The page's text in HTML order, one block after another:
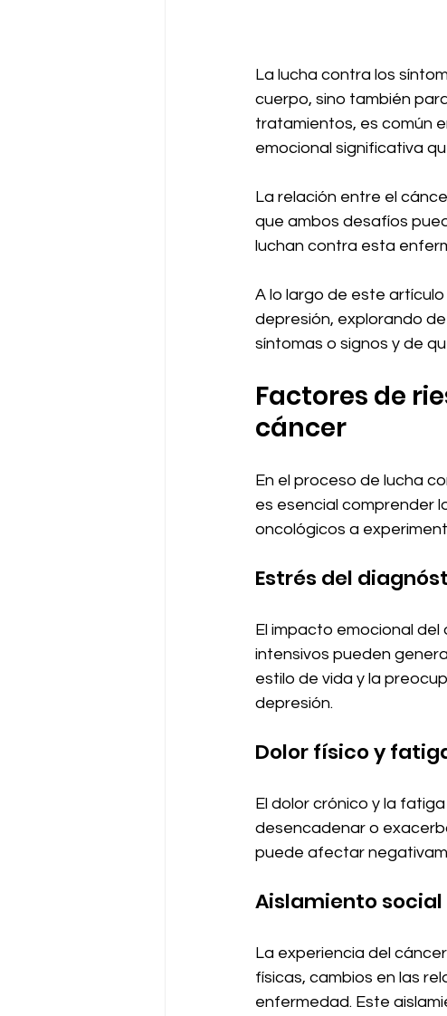
La lucha contra los
cuerpo, sino también
tratamientos, es común
emocional significativa
La relación entre el
que ambos desafíos
luchan contra esta
A lo largo de este
depresión, explorando
síntomas o signos y de
Factores de
cáncer
En el proceso de lucha
es esencial comprender
oncológicos a
Estrés del
El impacto emocional
intensivos pueden
estilo de vida y la
depresión.
Dolor físico y
El dolor crónico y la
desencadenar o
puede afectar
Aislamiento social
La experiencia del
físicas, cambios en las
enfermedad. Este